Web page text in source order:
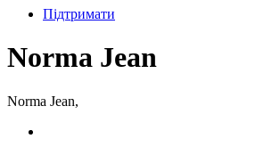
Підтримати
Norma Jean
Norma Jean,